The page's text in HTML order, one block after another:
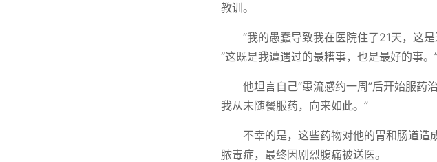
教训。
“我的愚蠢导致我在医院住了21天，这
“这既是我遭遇过的最糟事，也是最好的事。
他坦言自己“患流感约一周”后开始服
我从未随餐服药，向来如此。”
不幸的是，这些药物对他的胃和肠道造
脓毒症，最终因剧烈腹痛被送医。